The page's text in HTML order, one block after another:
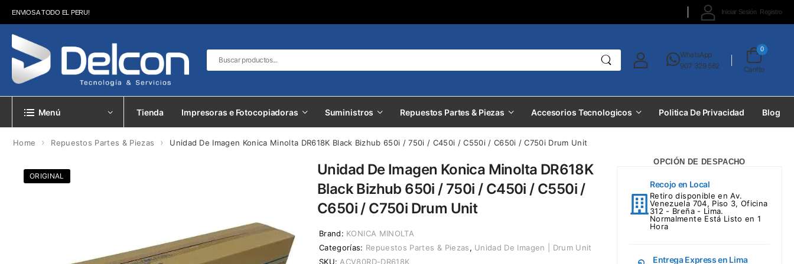
ENVIOS A TODO EL PERU! Iniciar Sesión Registro
WhatsApp
907 329 562
Carrito
0
Menú Tienda Impresoras e Fotocopiadoras Suministros Repuestos Partes & Piezas Accesorios Tecnologicos Politica De Privacidad Blog
Home › Repuestos Partes & Piezas › Unidad De Imagen Konica Minolta DR618K Black Bizhub 650i / 750i / C450i / C550i / C650i / C750i Drum Unit
OPCIÓN DE DESPACHO
Recojo en Local
Retiro disponible en Av.
Venezuela 704, Piso 3, Oficina
312 - Breña - Lima.
Normalmente Está Listo en 1
Hora
Entrega Express en Lima
ORIGINAL
Unidad De Imagen Konica Minolta DR618K
Black Bizhub 650i / 750i / C450i / C550i /
C650i / C750i Drum Unit
Brand: KONICA MINOLTA
Categorías: Repuestos Partes & Piezas, Unidad De Imagen | Drum Unit
SKU: ACV80RD-DR618K